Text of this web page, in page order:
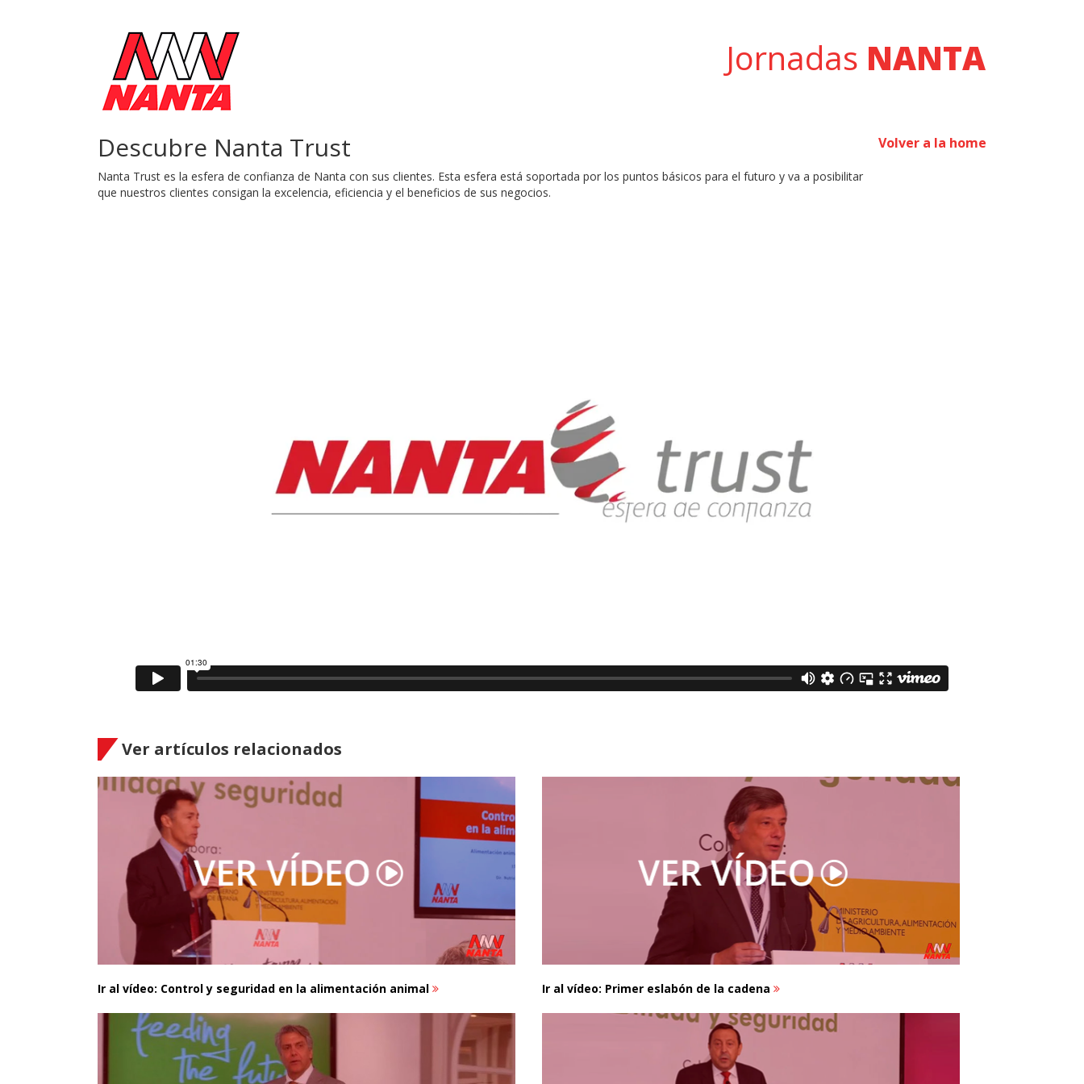
Jornadas NANTA
Volver a la home
Descubre Nanta Trust
Nanta Trust es la esfera de confianza de Nanta con sus clientes. Esta esfera está soportada por los puntos básicos para el futuro y va a posibilitar
que nuestros clientes consigan la excelencia, eficiencia y el beneficios de sus negocios.
Ver artículos relacionados
Ir al vídeo: Control y seguridad en la alimentación animal Ir al vídeo: Primer eslabón de la cadena